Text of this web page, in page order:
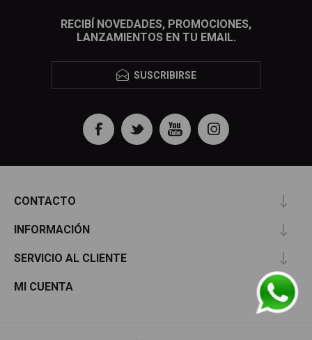
RECIBÍ NOVEDADES, PROMOCIONES,
LANZAMIENTOS EN TU EMAIL.
SUSCRIBIRSE
CONTACTO
INFORMACIÓN
SERVICIO AL CLIENTE
MI CUENTA